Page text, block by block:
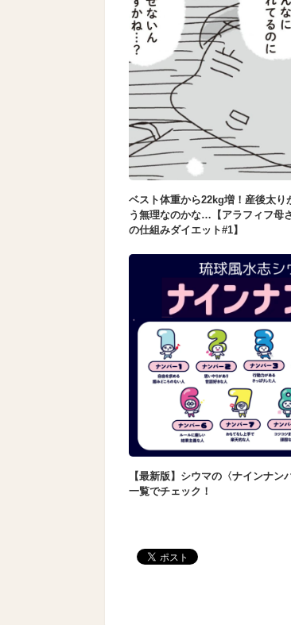
ベスト体重から22kg増！産後太り
う無理なのかな…【アラフィフ母
の仕組みダイエット#1】
【最新版】シウマの〈ナインナン
一覧でチェック！